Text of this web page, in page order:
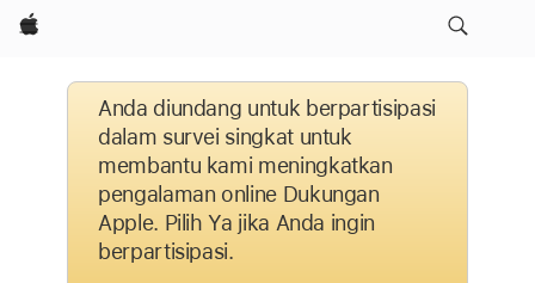
Apple
Anda diundang untuk berpartisipasi
dalam survei singkat untuk
membantu kami meningkatkan
pengalaman online Dukungan
Apple. Pilih Ya jika Anda ingin
berpartisipasi.